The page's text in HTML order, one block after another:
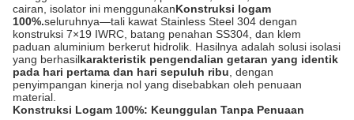
cairan, isolator ini menggunakanKonstruksi logam
100%.seluruhnya—tali kawat Stainless Steel 304 dengan
konstruksi 7×19 IWRC, batang penahan SS304, dan klem
paduan aluminium berkerut hidrolik. Hasilnya adalah solusi isolasi
yang berhasilkarakteristik pengendalian getaran yang identik
pada hari pertama dan hari sepuluh ribu , dengan
penyimpangan kinerja nol yang disebabkan oleh penuaan
material.
Konstruksi Logam 100%: Keunggulan Tanpa Penuaan